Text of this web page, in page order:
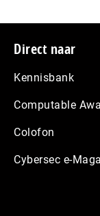
Footer
Direct naar
Kennisbank
Computable
Colofon
Cybersec e-